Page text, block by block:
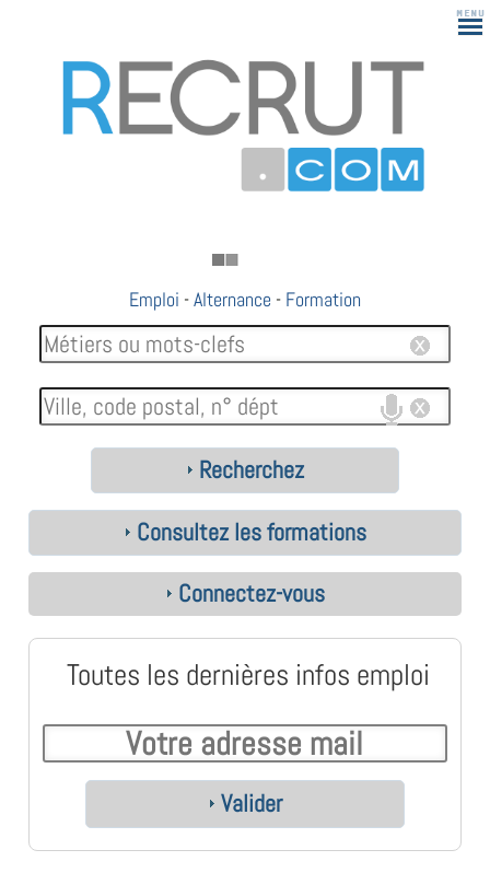
Emploi -Alternance - Formation
Recherchez
Consultez les formations
Connectez-vous
Toutes les dernières infos emploi
Valider